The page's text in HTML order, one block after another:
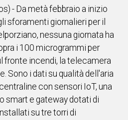
- Da metà febbraio a inizio
sforamenti giornalieri per il
nessuna giornata ha
i 100 microgrammi per
fronte incendi, la telecamera
Sono i dati su qualità dell'aria
con sensori IoT, una
smart e gateway dotati di
su tre torri di